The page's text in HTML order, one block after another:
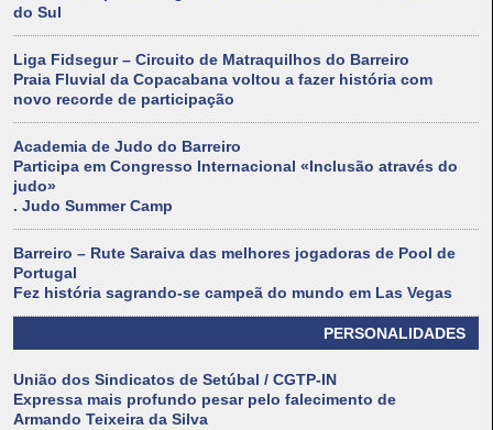
do Sul
Liga Fidsegur – Circuito de Matraquilhos do Barreiro
Praia Fluvial da Copacabana voltou a fazer história com
novo recorde de participação
Academia de Judo do Barreiro
Participa em Congresso Internacional «Inclusão através do
judo»
. Judo Summer Camp
Barreiro – Rute Saraiva das melhores jogadoras de Pool de
Portugal
Fez história sagrando-se campeã do mundo em Las Vegas
PERSONALIDADES
União dos Sindicatos de Setúbal / CGTP-IN
Expressa mais profundo pesar pelo falecimento de
Armando Teixeira da Silva